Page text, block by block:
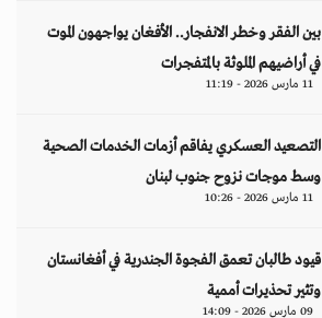
بين الفقر وخطر الانفجار.. الأفغان يواجهون الموت
في أراضيهم الملوثة بالمتفجرات
11 مارس 2026 - 11:19
التصعيد العسكري يفاقم أزمات الخدمات الصحية
وسط موجات نزوح جنوب لبنان
11 مارس 2026 - 10:26
قيود طالبان تعمق الفجوة الجندرية في أفغانستان
وتثير تحذيرات أممية
09 مارس 2026 - 14:09